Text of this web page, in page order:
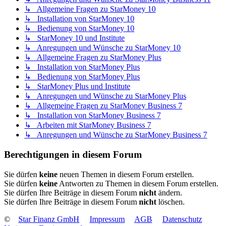
↳ Allgemeine Fragen zu StarMoney 10
↳ Installation von StarMoney 10
↳ Bedienung von StarMoney 10
↳ StarMoney 10 und Institute
↳ Anregungen und Wünsche zu StarMoney 10
↳ Allgemeine Fragen zu StarMoney Plus
↳ Installation von StarMoney Plus
↳ Bedienung von StarMoney Plus
↳ StarMoney Plus und Institute
↳ Anregungen und Wünsche zu StarMoney Plus
↳ Allgemeine Fragen zu StarMoney Business 7
↳ Installation von StarMoney Business 7
↳ Arbeiten mit StarMoney Business 7
↳ Anregungen und Wünsche zu StarMoney Business 7
Berechtigungen in diesem Forum
Sie dürfen keine neuen Themen in diesem Forum erstellen.
Sie dürfen keine Antworten zu Themen in diesem Forum erstellen.
Sie dürfen Ihre Beiträge in diesem Forum nicht ändern.
Sie dürfen Ihre Beiträge in diesem Forum nicht löschen.
©
Star Finanz GmbH Impressum AGB
Datenschutz